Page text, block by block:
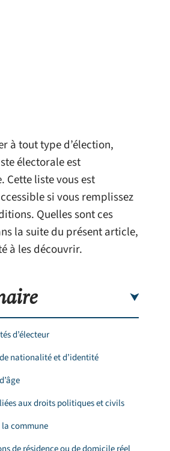
à tout type d’élection,
électorale est
Cette liste vous est
si vous remplissez
Quelles sont ces
la suite du présent article,
à les découvrir.
d’électeur
nationalité et d’identité
aux droits politiques et civils
commune